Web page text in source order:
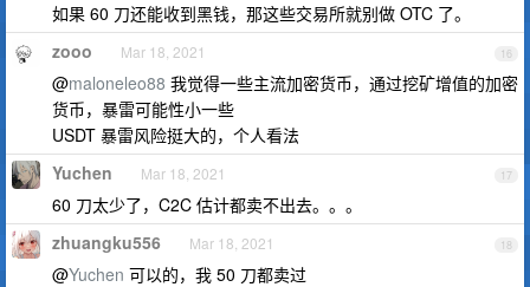
如果 60 刀还能收到黑钱，那这些交易所就别做 OTC 了。
16
zooo Mar 18, 2021
@maloneleo88 我觉得一些主流加密货币，通过挖矿增值的加密
货币，暴雷可能性小一些
USDT 暴雷风险挺大的，个人看法
17
Yuchen Mar 18, 2021
60 刀太少了，C2C 估计都卖不出去。。。
18
zhuangku556 Mar 18, 2021
@Yuchen 可以的，我 50 刀都卖过